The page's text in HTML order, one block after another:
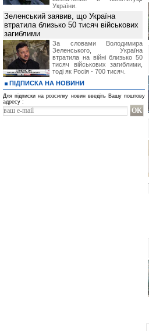
України.
Зеленський заявив, що Україна
втратила близько 50 тисяч військових
загиблими
За словами Володимира
Зеленського, Україна
втратила на війні близько 50
тисяч військових загиблими,
тоді як Росія - 700 тисяч.
ПІДПИСКА НА НОВИНИ
Для підписки на розсилку новин введіть Вашу поштову
адресу :